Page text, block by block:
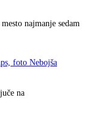
najmanje sedam
na